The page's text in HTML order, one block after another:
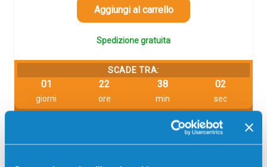
Aggiungi al carrello
Spedizione gratuita
SCADE TRA:
01
giorni
22
ore
38
min
02
sec
visualizzare l'offerta
Descrizione